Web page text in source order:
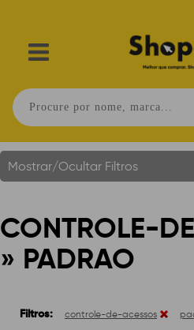
Mostrar/Ocultar Filtros
CONTROLE-
» PADRAO
Filtros: controle-de-acessos